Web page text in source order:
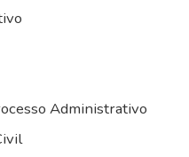
Administrativo